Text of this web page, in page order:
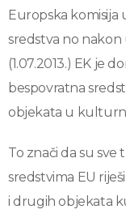
Europska komisija
sredstva no
(1.07.2013.) EK je
bespovratna
objekata u
To znači da su
sredstvima EU
i drugih objekata